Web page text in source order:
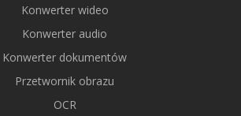
Konwerter wideo
Konwerter audio
Konwerter dokumentów
Przetwornik obrazu
OCR